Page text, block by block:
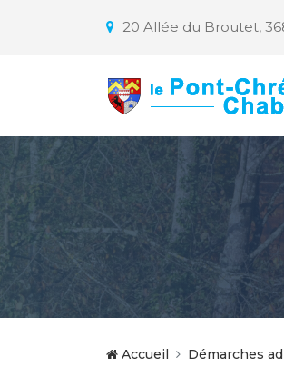
20 Allée du Broutet,
Accueil Démarches